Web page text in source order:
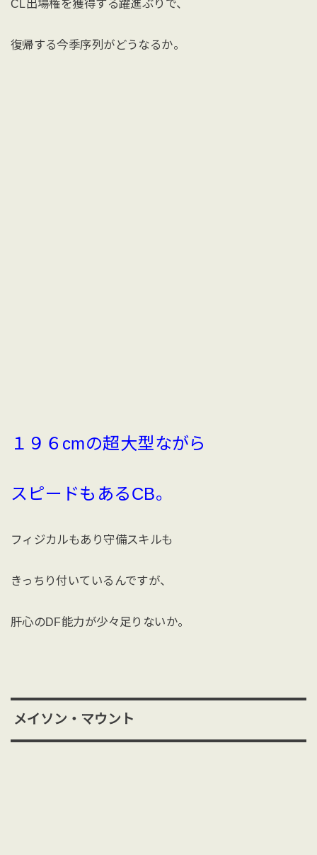
CL出場権を獲得する躍進ぶりで、
復帰する今季序列がどうなるか。
１９６cmの超大型ながら
スピードもあるCB。
フィジカルもあり守備スキルも
きっちり付いているんですが、
肝心のDF能力が少々足りないか。
メイソン・マウント